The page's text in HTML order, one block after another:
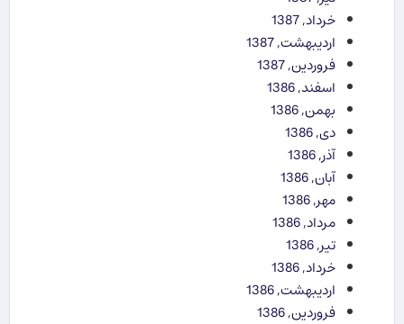
خرداد, 1387
اردیبهشت, 1387
فروردین, 1387
اسفند, 1386
بهمن, 1386
دی, 1386
آذر, 1386
آبان, 1386
مهر, 1386
مرداد, 1386
تیر, 1386
خرداد, 1386
اردیبهشت, 1386
فروردین, 1386